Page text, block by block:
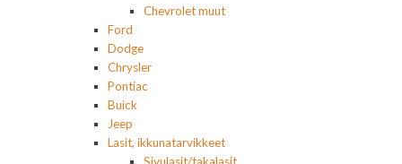
Chevrolet muut
Ford
Dodge
Chrysler
Pontiac
Buick
Jeep
Lasit, ikkunatarvikkeet
Sivulasit/takalasit